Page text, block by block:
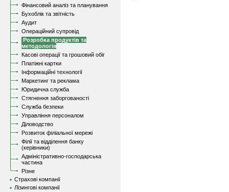
Фінансовий аналіз та планування
Бухоблік та звітність
Аудит
Операційний супровід
Розробка продуктів та
методологія
Касові операції та грошовий обіг
Платіжні картки
Інформаційні технології
Маркетинг та реклама
Юридична служба
Стягнення заборгованості
Служба безпеки
Управління персоналом
Діловодство
Розвиток філіальної мережі
Філії та відділення банку
(керівники)
Адміністративно-господарська
частина
Різне
Страхові компанії
Лізингові компанії